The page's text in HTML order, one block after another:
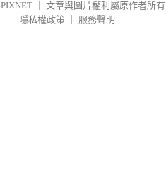
PIXNET
文章與圖片權利屬原作者所有
隱私權政策
服務聲明